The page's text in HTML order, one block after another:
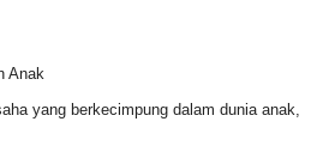
Anak
yang berkecimpung dalam dunia anak,